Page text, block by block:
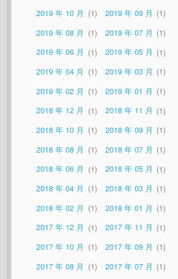
2019 年 10 月
1 2019 年 09 月
1
2019 年 08 月
1 2019 年 07 月
1
2019 年 06 月
1 2019 年 05 月
1
2019 年 04 月
1 2019 年 03 月
1
2019 年 02 月
1 2019 年 01 月
1
2018 年 12 月
1 2018 年 11 月
1
2018 年 10 月
1 2018 年 09 月
1
2018 年 08 月
1 2018 年 07 月
1
2018 年 06 月
1 2018 年 05 月
1
2018 年 04 月
1 2018 年 03 月
1
2018 年 02 月
1 2018 年 01 月
1
2017 年 12 月
1 2017 年 11 月
1
2017 年 10 月
1 2017 年 09 月
1
2017 年 08 月
1 2017 年 07 月
1